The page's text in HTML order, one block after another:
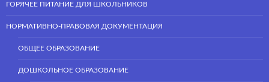
ГОРЯЧЕЕ ПИТАНИЕ ДЛЯ ШКОЛЬНИКОВ
НОРМАТИВНО-ПРАВОВАЯ ДОКУМЕНТАЦИЯ
ОБЩЕЕ ОБРАЗОВАНИЕ
ДОШКОЛЬНОЕ ОБРАЗОВАНИЕ